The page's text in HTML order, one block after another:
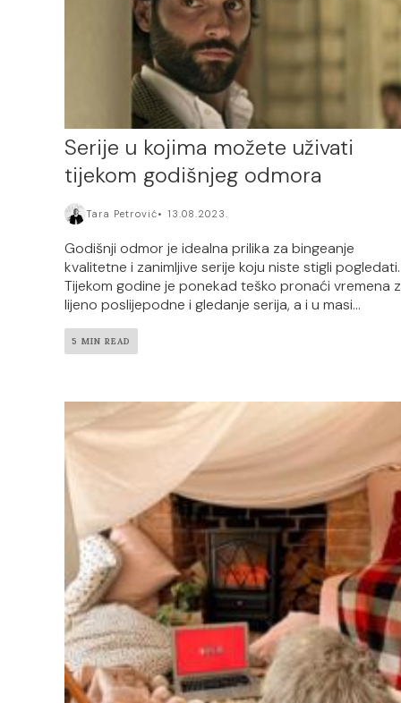
Serije u kojima možete uživati
tijekom godišnjeg odmora
Tara Petrović 13.08.2023.
Godišnji odmor je idealna prilika za bingeanje
kvalitetne i zanimljive serije koju niste stigli pogledati.
Tijekom godine je ponekad teško pronaći vremena
lijeno poslijepodne i gledanje serija, a i u masi...
5 MIN READ